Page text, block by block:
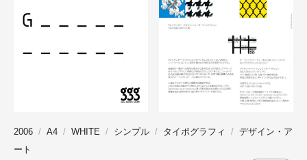
2006 A4 WHITE シンプル タイポグラフィ
デザイン・ア
ート